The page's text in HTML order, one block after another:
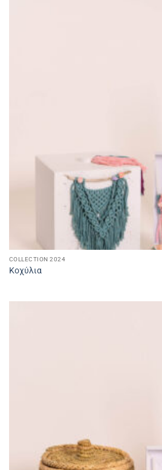
COLLECTION 2024
Κοχύλια